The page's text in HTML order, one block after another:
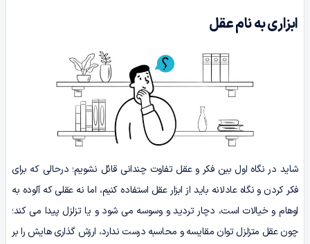
ابزاری به نام عقل
شاید در نگاه اول بین فکر و عقل تفاوت چندانی قائل نشویم؛ درحالی که برای
فکر کردن و نگاه عادلانه باید از ابزار عقل استفاده کنیم، اما نه عقلی که آلوده به
اوهام و خیالات است، دچار تردید و وسوسه می شود و یا تزلزل پیدا می کند؛
چون عقل متزلزل توان مقایسه و محاسبه درست ندارد، ارزش گذاری هایش را بر